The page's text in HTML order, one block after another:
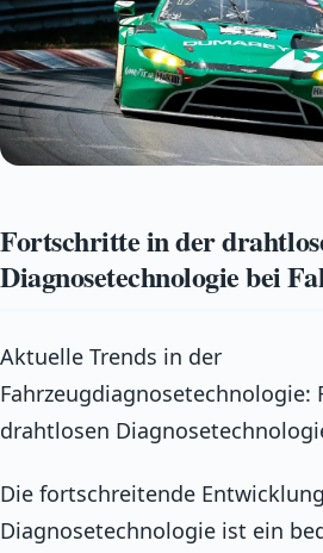
Fortschritte in der
Diagnosetechnologie bei
Aktuelle Trends in der
drahtlosen
Die fortschreitende
Diagnosetechnologie ist ein